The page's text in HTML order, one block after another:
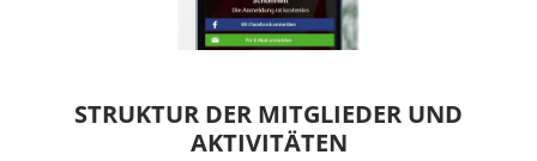
STRUKTUR DER MITGLIEDER UND
AKTIVITÄTEN